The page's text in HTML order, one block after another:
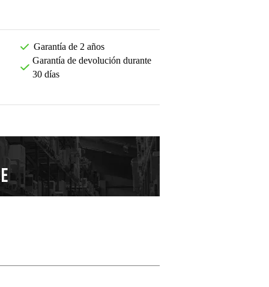
Garantía de 2 años
Garantía de devolución durante
30 días